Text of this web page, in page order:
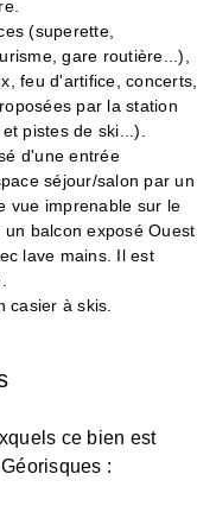
(superette,
gare routière...),
feu d'artifice, concerts,
par la station
pistes de ski...).
d'une entrée
séjour/salon par un
vue imprenable sur le
balcon exposé Ouest
lave mains. Il est
casier à skis.
ce bien est
: